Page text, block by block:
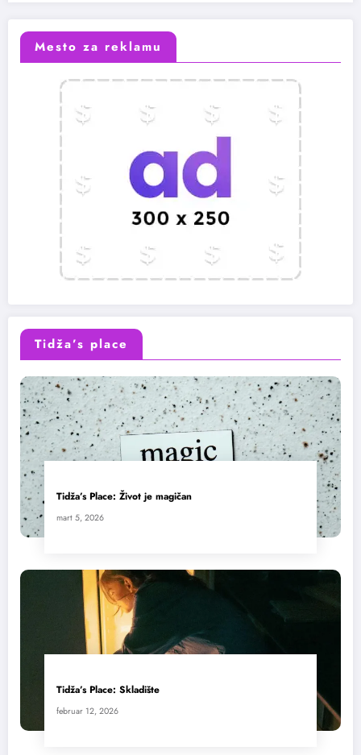
Mesto za reklamu
Tidža’s place
Tidža’s Place: Život je magičan
mart 5, 2026
Tidža’s Place: Skladište
februar 12, 2026